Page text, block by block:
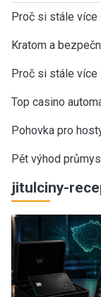
Proč si stále více
Kratom a
Proč si stále více
Top casino
Pohovka pro
Pět výhod
jitulciny-